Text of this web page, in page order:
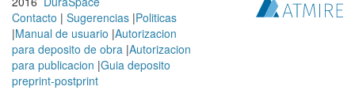
Contacto | Sugerencias |Politicas
|Manual de usuario |Autorizacion
para deposito de obra |Autorizacion
para publicacion |Guia deposito
preprint-postprint